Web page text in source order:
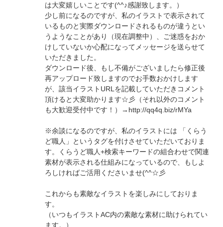
は大変嬉しいことです(^^♪感謝致します。）
少し前になるのですが、私のイラストで表示されて
いるものと実際ダウンロードされるものが違うとい
うようなことがあり（現在調整中）、ご迷惑をおか
けしていないか心配になってメッセージを送らせて
いただきました。
ダウンロード後、もし不備がございましたら修正後
再アップロード致しますのでお手数おかけします
が、該当イラストURLを記載していただきコメント
頂けると大変助かります☆彡（それ以外のコメント
も大歓迎受付中です！）→http://qq4q.biz/rMYa
※余談になるのですが、私のイラストには 「くらう
ど職人」というタグを付けさせていただいておりま
す。くらうど職人+検索キーワードの組合わせで関連
素材が表示される仕組みになっているので、もしよ
ろしければご活用くださいませ(^^☆彡
これからも素敵なイラストを楽しみにしておりま
す。
（いつもイラストAC内の素敵な素材に助けられてい
ます。）